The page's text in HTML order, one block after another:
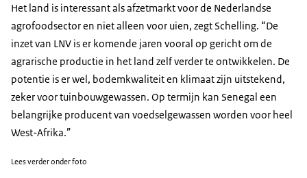
Het land is interessant als afzetmarkt voor de Nederlandse
agrofoodsector en niet alleen voor uien, zegt Schelling. “De
inzet van LNV is er komende jaren vooral op gericht om de
agrarische productie in het land zelf verder te ontwikkelen. De
potentie is er wel, bodemkwaliteit en klimaat zijn uitstekend,
zeker voor tuinbouwgewassen. Op termijn kan Senegal een
belangrijke producent van voedselgewassen worden voor heel
West-Afrika.”
Lees verder onder foto